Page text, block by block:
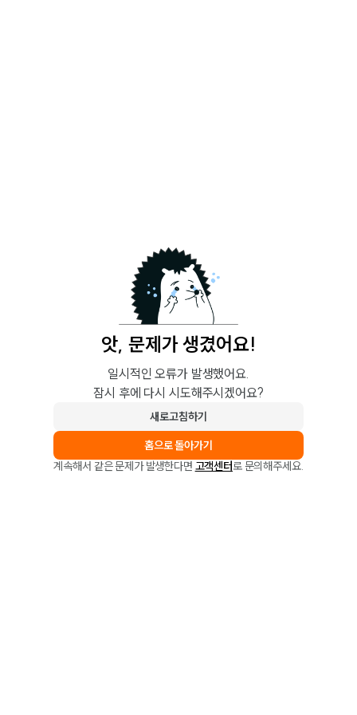
앗, 문제가 생겼어요!
일시적인 오류가 발생했어요.
잠시 후에 다시 시도해주시겠어요?
새로고침하기
홈으로 돌아가기
계속해서 같은 문제가 발생한다면 고객센터로 문의해주세요.